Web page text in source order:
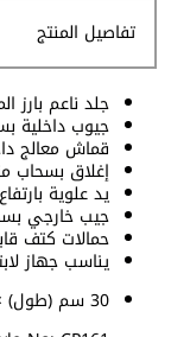
تفاصيل المنتج
جلد ناعم بارز
جيوب داخلية
قماش معالج
إغلاق بسحاب
يد علوية بارتفاع 7 سم
جيب خارجي
حمالات كتف
يناسب جهاز
30 سم (طول) × 40 سم (ارتفاع) × 14.5 سم (عرض)